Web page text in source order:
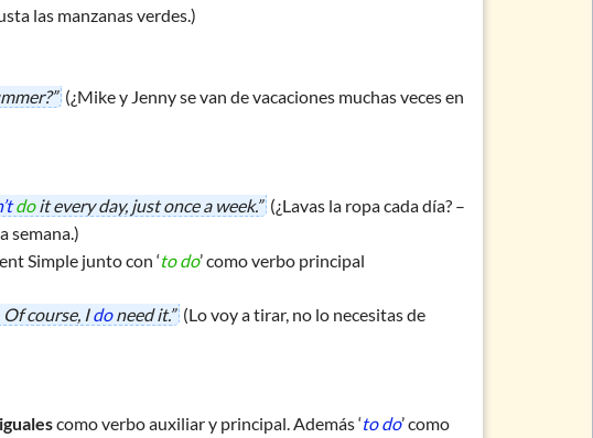
las manzanas verdes.)
(¿Mike y Jenny se van de vacaciones muchas veces en
doit every day, just once a week.” (¿Lavas la ropa cada día? –
semana.)
Simple junto con ‘to do’ como verbo principal
Of course, Idoneed it.” (Lo voy a tirar, no lo necesitas de
igualescomo verbo auxiliar y principal. Además ‘to do’ como